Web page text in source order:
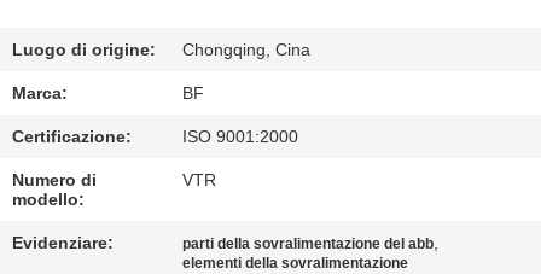
DI
QUALITÀ
CONTATTICI
NOTIZIE
Luogo di origine: Chongqing, Cina
Marca: BF
Certificazione: ISO 9001:2000
Numero di
modello:
VTR
Evidenziare: parti della sovralimentazione del abb,
elementi della sovralimentazione